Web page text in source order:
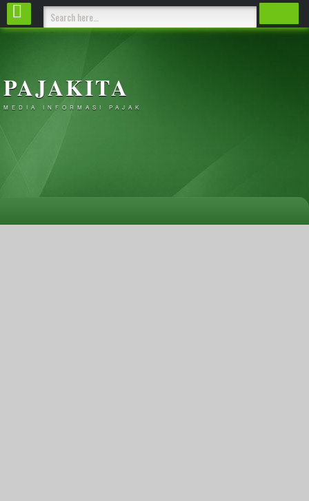
PAJAKITA
MEDIA INFORMASI PAJAK